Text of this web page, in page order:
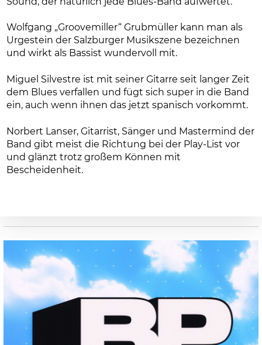
Wolfgang „Groovemiller“ Grubmüller kann man als
Urgestein der Salzburger Musikszene bezeichnen
und wirkt als Bassist wundervoll mit.
Miguel Silvestre ist mit seiner Gitarre seit langer Zeit
dem Blues verfallen und fügt sich super in die Band
ein, auch wenn ihnen das jetzt spanisch vorkommt.
Norbert Lanser, Gitarrist, Sänger und Mastermind der
Band gibt meist die Richtung bei der Play-List vor
und glänzt trotz großem Können mit
Bescheidenheit.